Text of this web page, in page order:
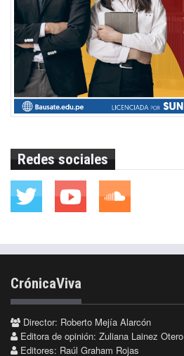
Redes sociales
CrónicaViva
Director: Roberto Mejía Alarcón
Editora de opinión: Zuliana Lainez Otero
Editores: Raúl Graham Rojas